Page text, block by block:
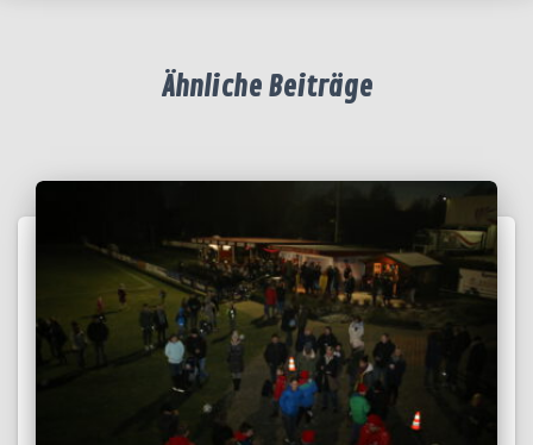
Ähnliche Beiträge